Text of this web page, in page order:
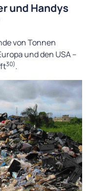
und Handys
von Tonnen
und den USA –
30).